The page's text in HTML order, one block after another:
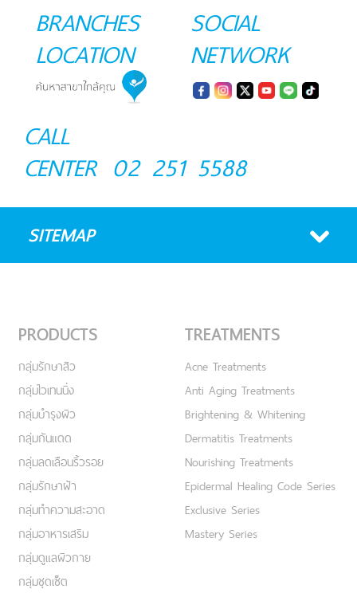
BRANCHES
LOCATION
SOCIAL
NETWORK
CALL
CENTER 02 251 5588
SITEMAP
PRODUCTS
กลุ่มรักษาสิว
กลุ่มไวเทนนิ่ง
กลุ่มบำรุงผิว
กลุ่มกันแดด
กลุ่มลดเลือนริ้วรอย
กลุ่มรักษาฝ้า
กลุ่มทำความสะอาด
กลุ่มอาหารเสริม
กลุ่มดูแลผิวกาย
กลุ่มชุดเซ็ต
TREATMENTS
Acne Treatments
Anti Aging Treatments
Brightening & Whitening
Dermatitis Treatments
Nourishing Treatments
Epidermal Healing Code Series
Exclusive Series
Mastery Series